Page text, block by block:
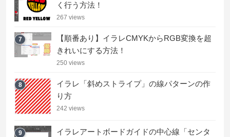
く行う方法！
267 views
7
【順番あり】イラレCMYKからRGB変換を超
きれいにする方法！
250 views
8
イラレ「斜めストライプ」の線パターンの作
り方
242 views
9
イラレアートボードガイドの中心線「センタ